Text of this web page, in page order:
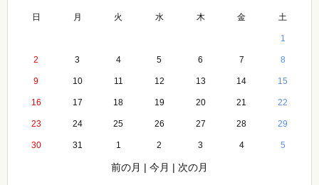
日 月 火 水 木 金 土
1
2 3 4 5 6 7 8
9 10 11 12 13 14 15
16 17 18 19 20 21 22
23 24 25 26 27 28 29
30 31 1 2 3 4 5
前の月 | 今月 | 次の月